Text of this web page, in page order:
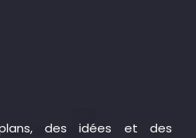
des idées et des